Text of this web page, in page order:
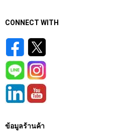
CONNECT WITH
ข้อมูลร้านค้า